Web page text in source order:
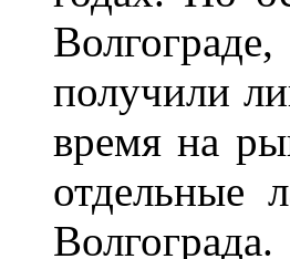
получили
время на
отдельные